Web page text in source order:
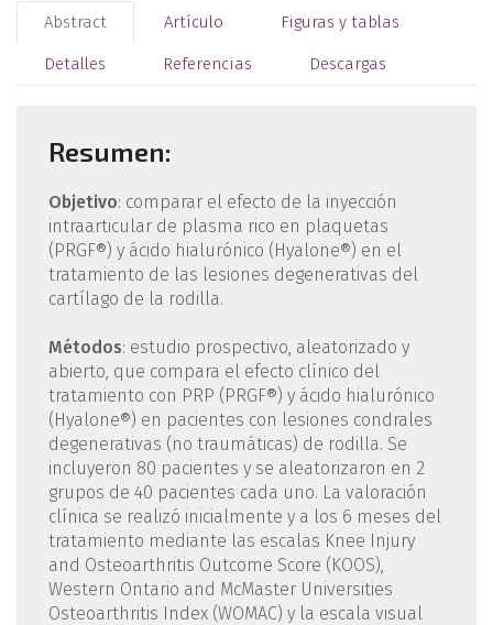
Abstract Artículo Figuras y tablas
Detalles Referencias Descargas
Resumen:
Objetivo: comparar el efecto de la inyección
intraarticular de plasma rico en plaquetas
(PRGF®) y ácido hialurónico (Hyalone®) en el
tratamiento de las lesiones degenerativas del
cartílago de la rodilla.
Métodos: estudio prospectivo, aleatorizado y
abierto, que compara el efecto clínico del
tratamiento con PRP (PRGF®) y ácido hialurónico
(Hyalone®) en pacientes con lesiones condrales
degenerativas (no traumáticas) de rodilla. Se
incluyeron 80 pacientes y se aleatorizaron en 2
grupos de 40 pacientes cada uno. La valoración
clínica se realizó inicialmente y a los 6 meses del
tratamiento mediante las escalas Knee Injury
and Osteoarthritis Outcome Score (KOOS),
Western Ontario and McMaster Universities
Osteoarthritis Index (WOMAC) y la escala visual